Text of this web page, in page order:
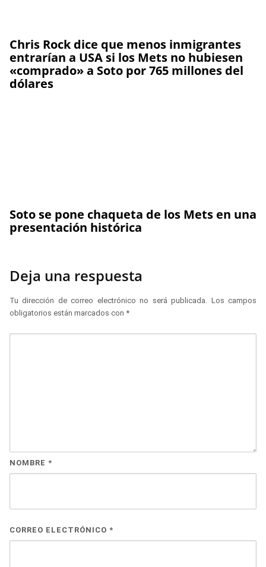
Chris Rock dice que menos inmigrantes
entrarían a USA si los Mets no hubiesen
«comprado» a Soto por 765 millones del
dólares
Soto se pone chaqueta de los Mets en una
presentación histórica
Deja una respuesta
Tu dirección de correo electrónico no será publicada.
Los campos
obligatorios están marcados con *
NOMBRE *
CORREO ELECTRÓNICO *